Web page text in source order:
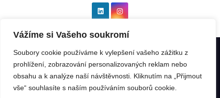
Vážíme si Vašeho soukromí
Soubory cookie používáme k vylepšení vašeho zážitku z
prohlížení, zobrazování personalizovaných reklam nebo
obsahu a k analýze naší návštěvnosti. Kliknutím na „Přijmout
vše“ souhlasíte s naším používáním souborů cookie.
Institut systémového rozvoje as ISR|Všechna práva vyhrazena: ©
2025 byKinabalu s.r.o..
ISR RatingISR GeoIndexISR ProgramFranšízantFranšízorPřednášky